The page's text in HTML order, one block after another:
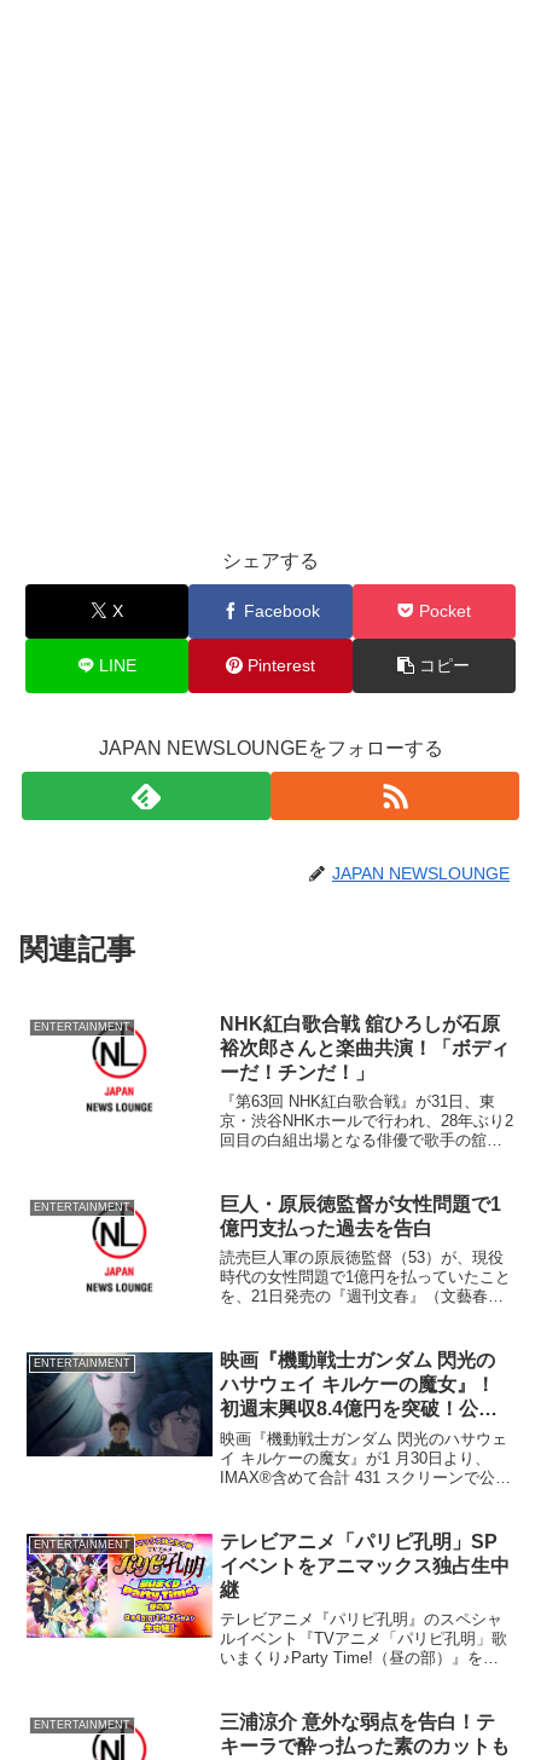
シェアする
X Facebook Pocket
LINE Pinterest コピー
JAPAN NEWSLOUNGEをフォローする
JAPAN NEWSLOUNGE
関連記事
ENTERTAINMENT
NHK紅白歌合戦 舘ひろしが石原
裕次郎さんと楽曲共演！「ボディ
ーだ！チンだ！」
『第63回 NHK紅白歌合戦』が31日、東
京・渋谷NHKホールで行われ、28年ぶり2
回目の白組出場となる俳優で歌手の舘ひ
次郎さんの没後25年にあたる今年、裕次
郎さんの...
ENTERTAINMENT
巨人・原辰徳監督が女性問題で1
億円支払った過去を告白
読売巨人軍の原辰徳監督（53）が、現役
時代の女性問題で1億円を払っていたこと
を、21日発売の『週刊文春』（文藝春
しで掲載し、原監督側が反社会的勢力に
利益供与をしたと
ENTERTAINMENT
映画『機動戦士ガンダム 閃光の
ハサウェイ キルケーの魔女』！
初週末興収8.4億円を突破！公開
記念PVとモビルスーツ解禁
映画『機動戦士ガンダム 閃光のハサウェ
イ キルケーの魔女』が1 月30日より、
IMAX®含めて合計 431 スクリーンで公開
162%となる8.4億円を突破する好調な滑
り出しとなっている。
ENTERTAINMENT
テレビアニメ「パリピ孔明」SP
イベントをアニマックス独占生中
継
テレビアニメ『パリピ孔明』のスペシャ
ルイベント『TVアニメ「パリピ孔明」歌
いまくり♪Party Time!（昼の部）』を幕
4日（日）15：25から話題沸騰の楽曲満
載...
ENTERTAINMENT
三浦涼介 意外な弱点を告白！テ
キーラで酔っ払った素のカットも